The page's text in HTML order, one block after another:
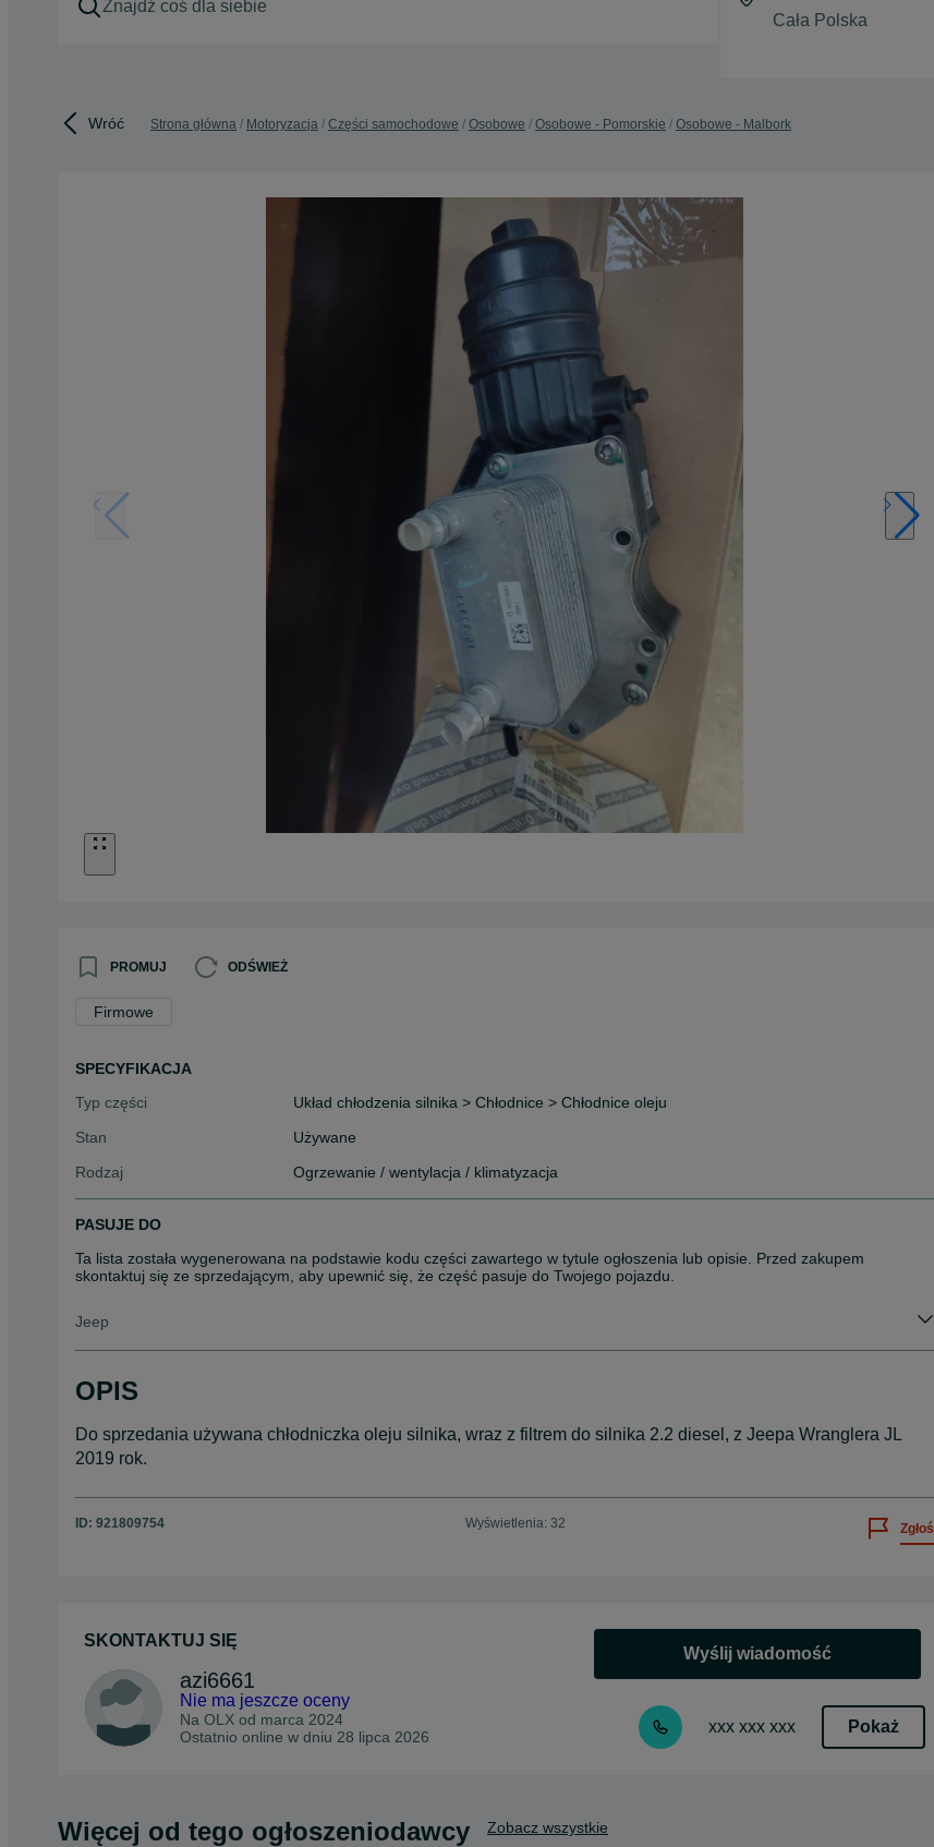
Wróć Strona główna Motoryzacja Części samochodowe Osobowe Osobowe - Pomorskie Osobowe - Malbork
PROMUJ ODŚWIEŻ
Firmowe
SPECYFIKACJA
Typ części
Układ chłodzenia silnika > Chłodnice > Chłodnice oleju
Stan
Używane
Rodzaj
Ogrzewanie / wentylacja / klimatyzacja
PASUJE DO
Ta lista została wygenerowana na podstawie kodu części zawartego w tytule ogłoszenia lub opisie. Przed zakupem
skontaktuj się ze sprzedającym, aby upewnić się, że część pasuje do Twojego pojazdu.
Jeep
OPIS
Do sprzedania używana chłodniczka oleju silnika, wraz z filtrem do silnika 2.2 diesel, z Jeepa Wranglera JL
2019 rok.
ID: 921809754 Wyświetlenia: 32 Zgłoś
SKONTAKTUJ SIĘ
azi6661
Nie ma jeszcze oceny
Na OLX od marca 2024
Ostatnio online w dniu 28 lipca 2026
Wyślij wiadomość
xxx xxx xxx Pokaż
Więcej od tego ogłoszeniodawcy Zobacz wszystkie